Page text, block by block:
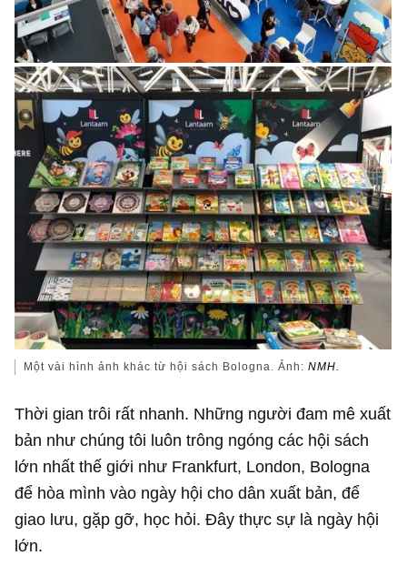
Một vài hình ảnh khác từ hội sách Bologna. Ảnh:NMH.
Thời gian trôi rất nhanh. Những người đam mê xuất
bản như chúng tôi luôn trông ngóng các hội sách
lớn nhất thế giới như Frankfurt, London, Bologna
để hòa mình vào ngày hội cho dân xuất bản, để
giao lưu, gặp gỡ, học hỏi. Đây thực sự là ngày hội
lớn.